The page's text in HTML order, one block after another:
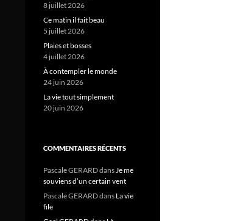
8 juillet 2026
Ce matin il fait beau
5 juillet 2026
Plaies et bosses
4 juillet 2026
À contempler le monde
24 juin 2026
La vie tout simplement
20 juin 2026
COMMENTAIRES RÉCENTS
Pascale GERARDdansJe me
souviens d’un certain vent
Pascale GERARDdans La vie
file